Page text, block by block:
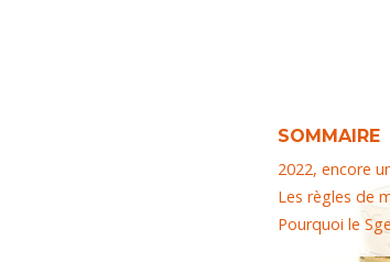
SOMMAIRE
2022, encore
Les règles de
Pourquoi le